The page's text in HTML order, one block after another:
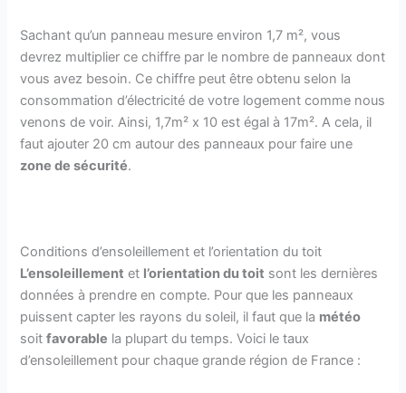
Sachant qu’un panneau mesure environ 1,7 m², vous
devrez multiplier ce chiffre par le nombre de panneaux dont
vous avez besoin. Ce chiffre peut être obtenu selon la
consommation d’électricité de votre logement comme nous
venons de voir. Ainsi, 1,7m² x 10 est égal à 17m². A cela, il
faut ajouter 20 cm autour des panneaux pour faire une
zone de sécurité.
Conditions d’ensoleillement et l’orientation du toit
L’ensoleillement et l’orientation du toit sont les dernières
données à prendre en compte. Pour que les panneaux
puissent capter les rayons du soleil, il faut que la météo
soitfavorable la plupart du temps. Voici le taux
d’ensoleillement pour chaque grande région de France :